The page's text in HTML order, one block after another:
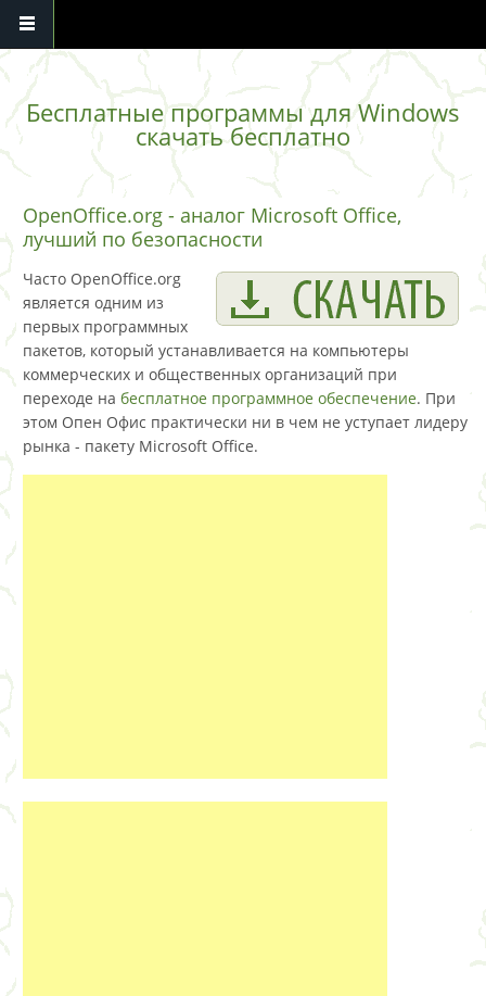
Перейти к основному содержанию
Бесплатные программы для Windows
скачать бесплатно
OpenOffice.org - аналог Microsoft Office,
лучший по безопасности
Часто OpenOffice.org
является одним из
первых программных
пакетов, который устанавливается на компьютеры
коммерческих и общественных организаций при
переходе на бесплатное программное обеспечение. При
этом Опен Офис практически ни в чем не уступает лидеру
рынка - пакету Microsoft Office.